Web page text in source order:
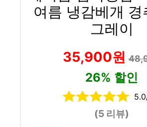
여름 냉감베개 경
그레이
35,900원
26% 할인
(5 리뷰)